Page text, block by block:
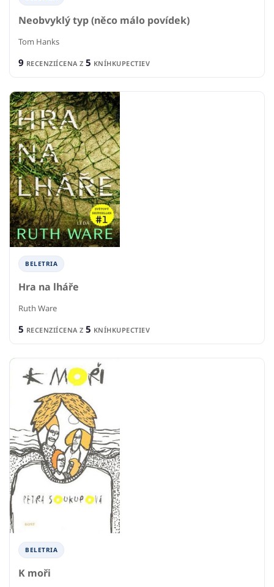
Neobvyklý typ (něco málo povídek)
Tom Hanks
9 RECENZIÍCENA Z 5 KNÍHKUPECTIEV
BELETRIA
Hra na lháře
Ruth Ware
5 RECENZIÍCENA Z 5 KNÍHKUPECTIEV
BELETRIA
K moři